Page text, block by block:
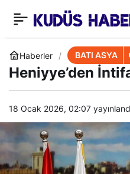
Haberler BATI ASYA
Heniyye’den
18 Ocak 2026, 02:07
Filistin Yönetimi, Mike
Pence’in Gelmesini
İstemiyor